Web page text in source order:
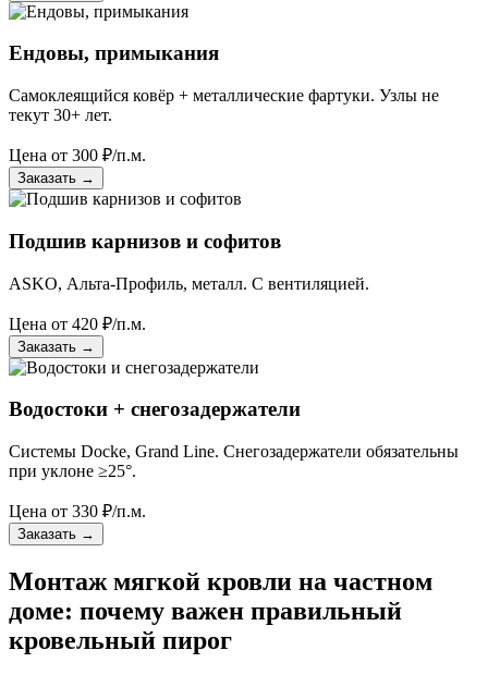
Ендовы, примыкания
Самоклеящийся ковёр + металлические фартуки. Узлы не
текут 30+ лет.
Цена от 300 ₽/п.м.
Заказать →
Подшив карнизов и софитов
ASKO, Альта-Профиль, металл. С вентиляцией.
Цена от 420 ₽/п.м.
Заказать →
Водостоки + снегозадержатели
Системы Docke, Grand Line. Снегозадержатели обязательны
при уклоне ≥25°.
Цена от 330 ₽/п.м.
Заказать →
Монтаж мягкой кровли на частном
доме: почему важен правильный
кровельный пирог